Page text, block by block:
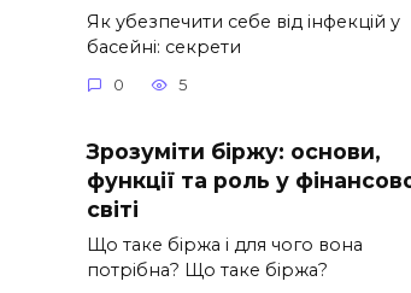
Як убезпечити себе від інфекцій у
басейні: секрети
0 5
Зрозуміти біржу: основи,
функції та роль у
світі
Що таке біржа і для чого вона
потрібна? Що таке біржа?